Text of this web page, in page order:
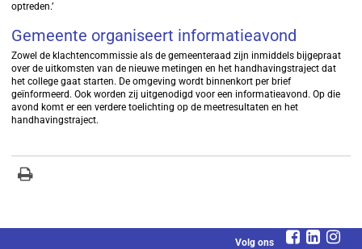
optreden.’
Gemeente organiseert informatieavond
Zowel de klachtencommissie als de gemeenteraad zijn inmiddels bijgepraat
over de uitkomsten van de nieuwe metingen en het handhavingstraject dat
het college gaat starten. De omgeving wordt binnenkort per brief
geïnformeerd. Ook worden zij uitgenodigd voor een informatieavond. Op die
avond komt er een verdere toelichting op de meetresultaten en het
handhavingstraject.
Volg ons